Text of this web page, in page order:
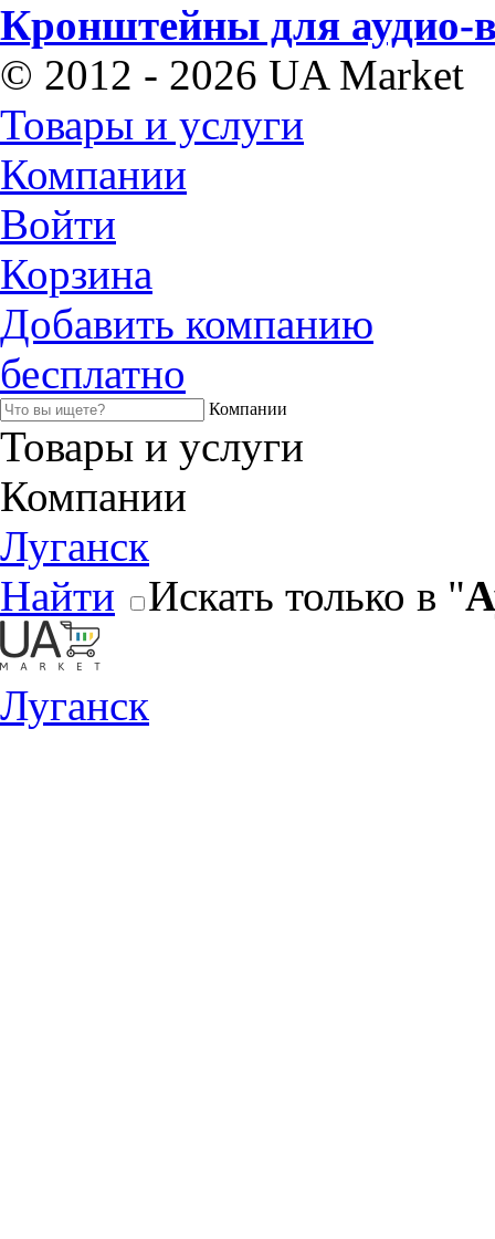
Кронштейны для аудио-
© 2012 - 2026 UA Market
Товары и услуги
Компании
Войти
Корзина
Добавить компанию
бесплатно
Компании
Товары и услуги
Компании
Луганск
Найти
Искать только в "
Луганск